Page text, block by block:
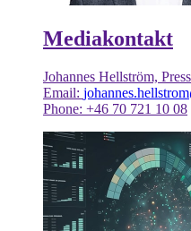
Mediakontakt
Johannes Hellström,
Email:
Phone: +46 70 721 10 08